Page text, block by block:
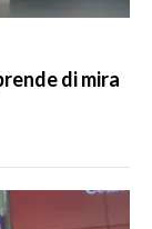
di mira